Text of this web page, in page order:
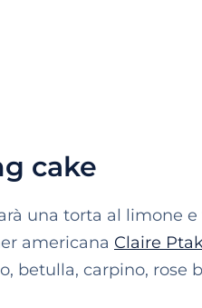
cake
una torta al limone
americana Claire
betulla, carpino, rose